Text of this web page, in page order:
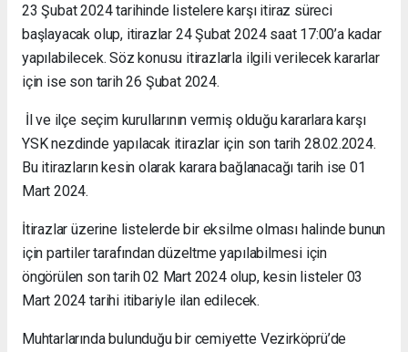
23 Şubat 2024 tarihinde listelere karşı itiraz süreci
başlayacak olup, itirazlar 24 Şubat 2024 saat 17:00’a kadar
yapılabilecek. Söz konusu itirazlarla ilgili verilecek kararlar
için ise son tarih 26 Şubat 2024.
İl ve ilçe seçim kurullarının vermiş olduğu kararlara karşı
YSK nezdinde yapılacak itirazlar için son tarih 28.02.2024.
Bu itirazların kesin olarak karara bağlanacağı tarih ise 01
Mart 2024.
İtirazlar üzerine listelerde bir eksilme olması halinde bunun
için partiler tarafından düzeltme yapılabilmesi için
öngörülen son tarih 02 Mart 2024 olup, kesin listeler 03
Mart 2024 tarihi itibariyle ilan edilecek.
Muhtarlarında bulunduğu bir cemiyette Vezirköprü’de